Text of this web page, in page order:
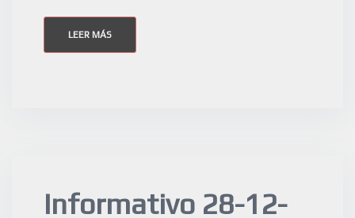
LEER MÁS
Informativo 28-12-